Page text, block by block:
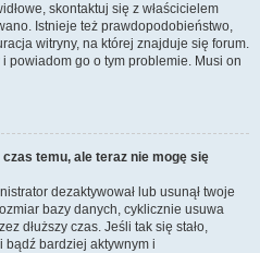
skontaktuj się z właścicielem
Istnieje też prawdopodobieństwo,
witryny, na której znajduje się forum.
powiadom go o tym problemie. Musi on
temu, ale teraz nie mogę się
dezaktywował lub usunął twoje
bazy danych, cyklicznie usuwa
dłuższy czas. Jeśli tak się stało,
bardziej aktywnym i